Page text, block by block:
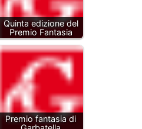
Quinta edizione del
Premio Fantasia
Premio fantasia di